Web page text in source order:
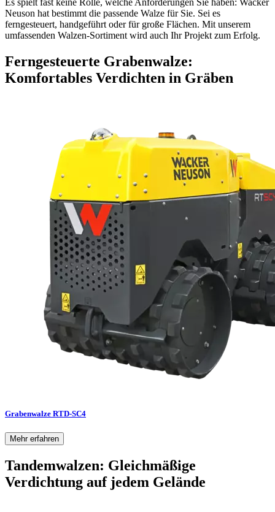
Neuson hat bestimmt die passende Walze für Sie. Sei es
ferngesteuert, handgeführt oder für große Flächen. Mit unserem
umfassenden Walzen-Sortiment wird auch Ihr Projekt zum Erfolg.
Ferngesteuerte Grabenwalze:
Komfortables Verdichten in Gräben
Grabenwalze RTD-SC4
Mehr erfahren
Tandemwalzen: Gleichmäßige
Verdichtung auf jedem Gelände